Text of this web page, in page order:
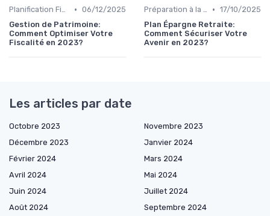
Planification Financière Personnelle • 06/12/2025
Gestion de Patrimoine:
Comment Optimiser Votre
Fiscalité en 2023?
Préparation à la Retraite • 17/10/2025
Plan Épargne Retraite:
Comment Sécuriser Votre
Avenir en 2023?
Les articles par date
Octobre 2023
Novembre 2023
Décembre 2023
Janvier 2024
Février 2024
Mars 2024
Avril 2024
Mai 2024
Juin 2024
Juillet 2024
Août 2024
Septembre 2024